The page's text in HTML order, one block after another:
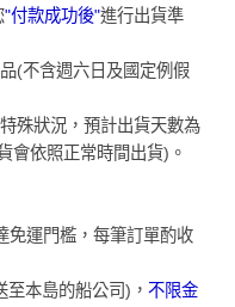
"付款成功後"進行出貨準
(不含週六日及國定例假
殊狀況，預計出貨天數為
會依照正常時間出貨)。
免運門檻，每筆訂單酌收
本島的船公司)， 不限金